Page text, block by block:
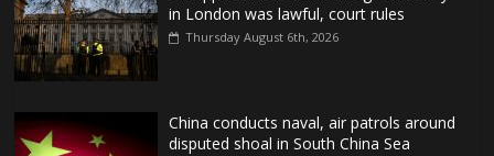
in London was lawful, court rules
Thursday August 6th, 2026
China conducts naval, air patrols around
disputed shoal in South China Sea